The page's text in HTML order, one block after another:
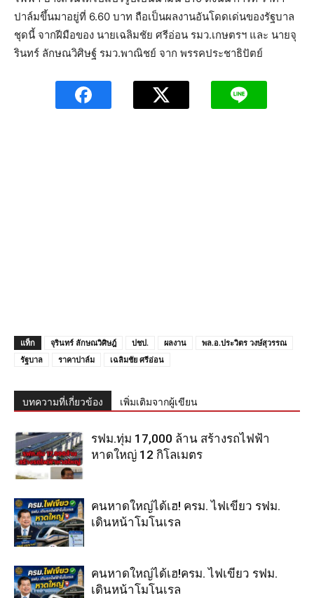
ปาล์มขึ้นมาอยู่ที่ 6.60 บาท ถือเป็นผลงานอันโดดเด่นของรัฐบาล
ชุดนี้ จากฝีมือของ นายเฉลิมชัย ศรีอ่อน รมว.เกษตรฯ และ นายจุ
รินทร์ ลักษณวิศิษฐ์ รมว.พาณิชย์ จาก พรรคประชาธิปัตย์
แท็ก จุรินทร์ ลักษณวิศิษฎ์ ปชป. ผลงาน
พล.อ.ประวิตร วงษ์สุวรรณ
รัฐบาล
ราคาปาล์ม เฉลิมชัย ศรีอ่อน
บทความที่เกี่ยวข้อง เพิ่มเติมจากผู้เขียน
รฟม.ทุ่ม 17,000 ล้าน สร้างรถไฟฟ้า
หาดใหญ่ 12 กิโลเมตร
คนหาดใหญ่ได้เฮ! ครม. ไฟเขียว รฟม.
เดินหน้าโมโนเรล
คนหาดใหญ่ได้เฮ!ครม. ไฟเขียว รฟม.
เดินหน้าโมโนเรล